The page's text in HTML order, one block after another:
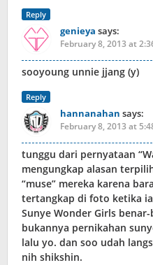
Reply
genieya says:
February 8, 2013 at
sooyoung unnie jjang (y)
Reply
hannanahan says:
February 8, 2013 at
tunggu dari pernyataan
mengungkap alasan
“muse” mereka karena
tertangkap di foto ketika
Sunye Wonder Girls
bukannya pernikahan
lalu yo. dan soo udah
nih shikshin.